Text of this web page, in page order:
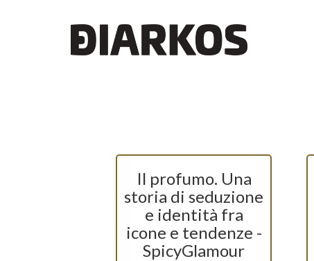
Il profumo. Una
storia di seduzione
e identità fra
icone e tendenze -
SpicyGlamour